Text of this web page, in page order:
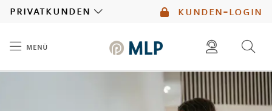
kunden-login
privatkunden
menü
diese website durchsuchen
mlp berater finden